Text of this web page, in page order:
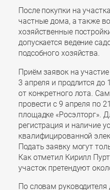
После покупки на
частные дома, а также
хозяйственные
допускается ведение
подсобного хозяйства.
Приём заявок на
3 апреля и продлится до
от конкретного лота.
провести с 9 апреля по
площадке «Росэлторг».
регистрация и наличие
квалифицированной
Подать заявку могут
Как отметил Кирилл
участок претендуют
По словам руководителя